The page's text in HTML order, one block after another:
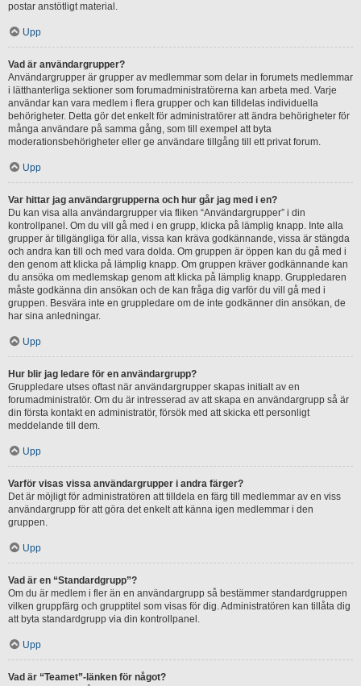
postar anstötligt material.
Upp
Vad är användargrupper?
Användargrupper är grupper av medlemmar som delar in forumets medlemmar
i lätthanterliga sektioner som forumadministratörerna kan arbeta med. Varje
användar kan vara medlem i flera grupper och kan tilldelas individuella
behörigheter. Detta gör det enkelt för administratörer att ändra behörigheter för
många användare på samma gång, som till exempel att byta
moderationsbehörigheter eller ge användare tillgång till ett privat forum.
Upp
Var hittar jag användargrupperna och hur går jag med i en?
Du kan visa alla användargrupper via fliken “Användargrupper” i din
kontrollpanel. Om du vill gå med i en grupp, klicka på lämplig knapp. Inte alla
grupper är tillgängliga för alla, vissa kan kräva godkännande, vissa är stängda
och andra kan till och med vara dolda. Om gruppen är öppen kan du gå med i
den genom att klicka på lämplig knapp. Om gruppen kräver godkännande kan
du ansöka om medlemskap genom att klicka på lämplig knapp. Gruppledaren
måste godkänna din ansökan och de kan fråga dig varför du vill gå med i
gruppen. Besvära inte en gruppledare om de inte godkänner din ansökan, de
har sina anledningar.
Upp
Hur blir jag ledare för en användargrupp?
Gruppledare utses oftast när användargrupper skapas initialt av en
forumadministratör. Om du är intresserad av att skapa en användargrupp så är
din första kontakt en administratör, försök med att skicka ett personligt
meddelande till dem.
Upp
Varför visas vissa användargrupper i andra färger?
Det är möjligt för administratören att tilldela en färg till medlemmar av en viss
användargrupp för att göra det enkelt att känna igen medlemmar i den
gruppen.
Upp
Vad är en “Standardgrupp”?
Om du är medlem i fler än en användargrupp så bestämmer standardgruppen
vilken gruppfärg och grupptitel som visas för dig. Administratören kan tillåta dig
att byta standardgrupp via din kontrollpanel.
Upp
Vad är “Teamet”-länken för något?